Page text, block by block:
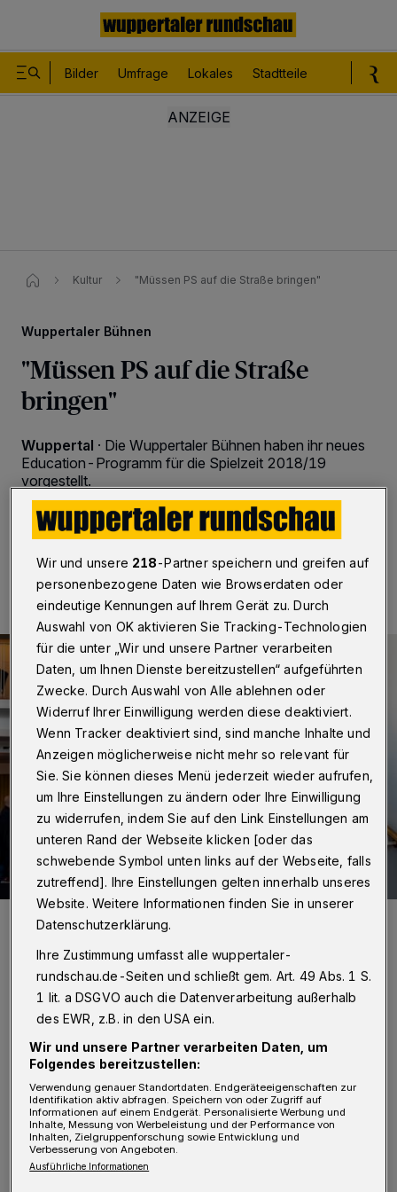
Bilder Umfrage Lokales Stadtteile
Kultur "Müssen PS auf die Straße bringen"
Wuppertaler Bühnen
"Müssen PS auf die Straße
bringen"
Wuppertal · Die Wuppertaler Bühnen haben ihr neues
Education-Programm für die Spielzeit 2018/19
vorgestellt.
15.07.2018 , 08:00 Uhr Eine Minute Lesezeit
Management), Nicola Hammer und Gerald Hacke (Orchester), Sylvia
Foto: Wuppertaler Rundschau / Max Höllwarth
Von Jörg Degenkolb-Degerli
D er vielzitierte Ausspruch, die Menschen
dort abzuholen, wo sie stehen, wird in
Wir und unsere 218-Partner speichern und greifen auf
personenbezogene Daten wie Browserdaten oder
eindeutige Kennungen auf Ihrem Gerät zu. Durch
Auswahl von OK aktivieren Sie Tracking-Technologien
für die unter „Wir und unsere Partner verarbeiten
Daten, um Ihnen Dienste bereitzustellen“ aufgeführten
Zwecke. Durch Auswahl von Alle ablehnen oder
Widerruf Ihrer Einwilligung werden diese deaktiviert.
Wenn Tracker deaktiviert sind, sind manche Inhalte und
Anzeigen möglicherweise nicht mehr so relevant für
Sie. Sie können dieses Menü jederzeit wieder aufrufen,
um Ihre Einstellungen zu ändern oder Ihre Einwilligung
zu widerrufen, indem Sie auf den Link Einstellungen am
unteren Rand der Webseite klicken [oder das
schwebende Symbol unten links auf der Webseite, falls
zutreffend]. Ihre Einstellungen gelten innerhalb unseres
Website. Weitere Informationen finden Sie in unserer
Datenschutzerklärung.
Ihre Zustimmung umfasst alle wuppertaler-
rundschau.de-Seiten und schließt gem. Art. 49 Abs. 1 S.
1 lit. a DSGVO auch die Datenverarbeitung außerhalb
des EWR, z.B. in den USA ein.
Wir und unsere Partner verarbeiten Daten, um
Folgendes bereitzustellen:
Verwendung genauer Standortdaten. Endgeräteeigenschaften zur
Identifikation aktiv abfragen. Speichern von oder Zugriff auf
Informationen auf einem Endgerät. Personalisierte Werbung und
Inhalte, Messung von Werbeleistung und der Performance von
Inhalten, Zielgruppenforschung sowie Entwicklung und
Verbesserung von Angeboten.
Ausführliche Informationen